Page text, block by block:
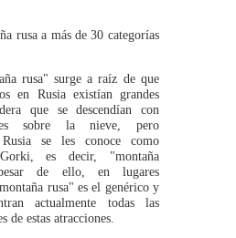
rusa a más de 30 categorías
rusa" surge a raíz de que
en Rusia existían grandes
que se descendían con
sobre la nieve, pero
Rusia se les conoce como
es decir, "montaña
de ello, en lugares
rusa" es el genérico y
actualmente todas las
de estas atracciones.